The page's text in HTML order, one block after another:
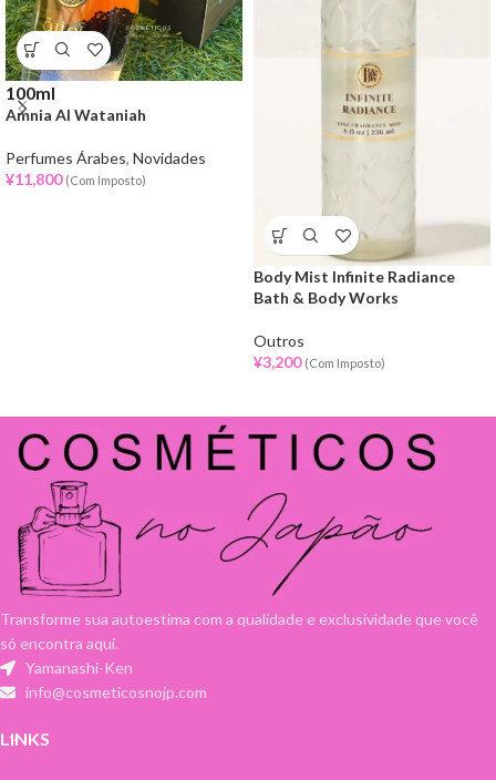
100ml
Amnia Al Wataniah
Perfumes Árabes, Novidades
¥11,800 (Com Imposto)
Body Mist Infinite Radiance
Bath & Body Works
Outros
¥3,200 (Com Imposto)
Transforme sua autoestima com a qualidade e exclusividade que você
só encontra aqui.
Yamanashi-Ken
info@cosmeticosnojp.com
LINKS